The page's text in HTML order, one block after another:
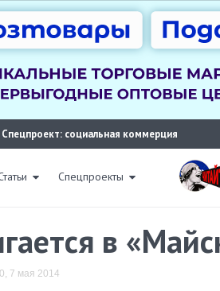
Спецпроект: социальная коммерция
Спецпроекты
в
7 мая 2014